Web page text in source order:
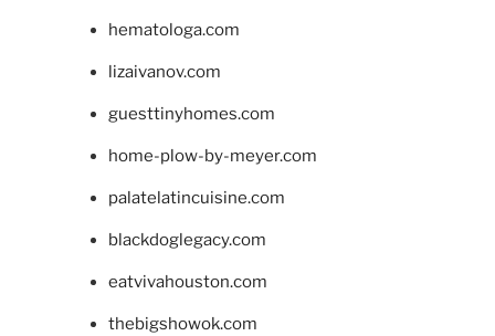
hematologa.com
lizaivanov.com
guesttinyhomes.com
home-plow-by-meyer.com
palatelatincuisine.com
blackdoglegacy.com
eatvivahouston.com
thebigshowok.com